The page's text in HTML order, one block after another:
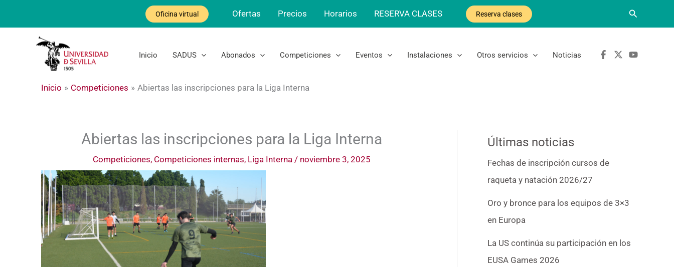
Oficina virtual Ofertas Precios Horarios RESERVA CLASES Reserva clases Buscar
Inicio SADUS Abonados Competiciones Eventos Instalaciones Otros servicios Noticias
Inicio Competiciones Abiertas las inscripciones para la Liga Interna
Abiertas las inscripciones para la Liga Interna
Competiciones, Competiciones internas, Liga Interna/ noviembre 3, 2025
Últimas noticias
Fechas de inscripción cursos de
raqueta y natación 2026/27
Oro y bronce para los equipos de 3×3
en Europa
La US continúa su participación en los
EUSA Games 2026